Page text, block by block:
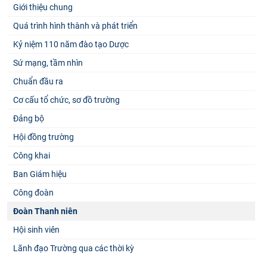
Giới thiệu chung
Quá trình hình thành và phát triển
Kỷ niệm 110 năm đào tạo Dược
Sứ mạng, tầm nhìn
Chuẩn đầu ra
Cơ cấu tổ chức, sơ đồ trường
Đảng bộ
Hội đồng trường
Công khai
Ban Giám hiệu
Công đoàn
Đoàn Thanh niên
Hội sinh viên
Lãnh đạo Trường qua các thời kỳ